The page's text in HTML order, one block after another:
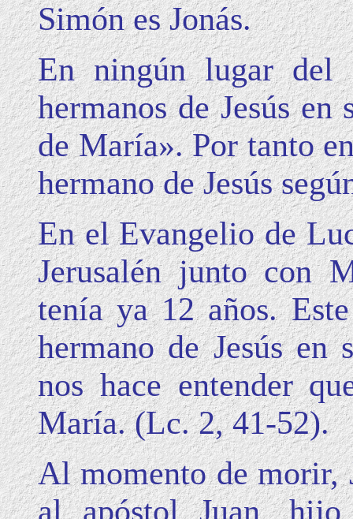
Simón es Jonás.
En ningún lugar del
hermanos de Jesús
de María». Por tanto
hermano de Jesús
En el Evangelio de
Jerusalén junto con
tenía ya 12 años.
hermano de Jesús
nos hace entender
María. (Lc. 2, 41-52).
Al momento de morir,
al apóstol Juan, hijo